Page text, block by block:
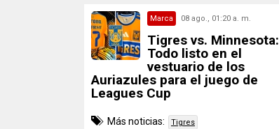
Marca 08 ago., 01:20 a. m.
Tigres vs. Minnesota:
Todo listo en el
vestuario de los
Auriazules para el juego de
Leagues Cup
Más noticias: Tigres